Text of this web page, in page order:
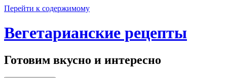
Перейти к содержимому
Вегетарианские рецепты
Готовим вкусно и интересно